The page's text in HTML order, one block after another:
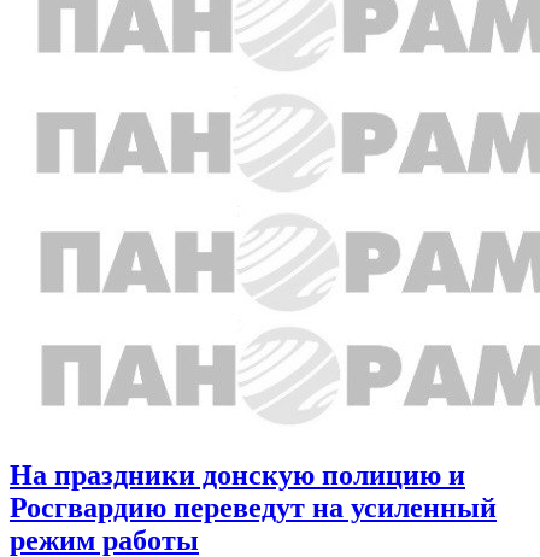
На праздники донскую полицию и
Росгвардию переведут на усиленный
режим работы